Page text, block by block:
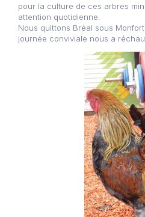
pour la culture de ces arbres
attention quotidienne.
Nous quittons Bréal sous
journée conviviale nous a